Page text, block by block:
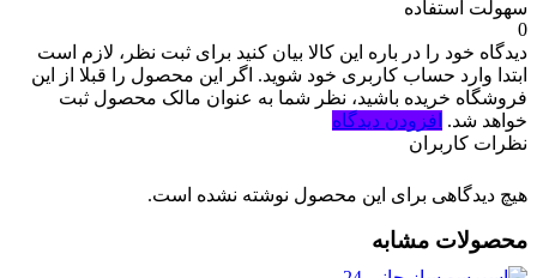
سهولت استفاده
0
دیدگاه خود را در باره این کالا بیان کنید برای ثبت نظر، لازم است
ابتدا وارد حساب کاربری خود شوید. اگر این محصول را قبلا از این
فروشگاه خریده باشید، نظر شما به عنوان مالک محصول ثبت
خواهد شد. افزودن دیدگاه
نظرات کاربران
هیچ دیدگاهی برای این محصول نوشته نشده است.
محصولات مشابه